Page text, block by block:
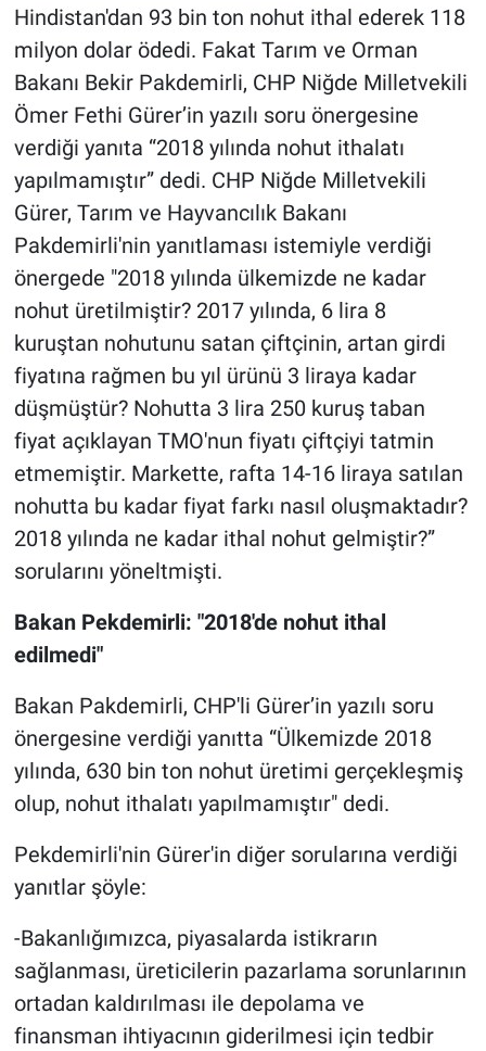
Hindistan'dan 93 bin ton nohut ithal ederek 118
milyon dolar ödedi. Fakat Tarım ve Orman
Bakanı Bekir Pakdemirli, CHP Niğde Milletvekili
Ömer Fethi Gürer’in yazılı soru önergesine
verdiği yanıta “2018 yılında nohut ithalatı
yapılmamıştır” dedi. CHP Niğde Milletvekili
Gürer, Tarım ve Hayvancılık Bakanı
Pakdemirli'nin yanıtlaması istemiyle verdiği
önergede "2018 yılında ülkemizde ne kadar
nohut üretilmiştir? 2017 yılında, 6 lira 8
kuruştan nohutunu satan çiftçinin, artan girdi
fiyatına rağmen bu yıl ürünü 3 liraya kadar
düşmüştür? Nohutta 3 lira 250 kuruş taban
fiyat açıklayan TMO'nun fiyatı çiftçiyi tatmin
etmemiştir. Markette, rafta 14-16 liraya satılan
nohutta bu kadar fiyat farkı nasıl oluşmaktadır?
2018 yılında ne kadar ithal nohut gelmiştir?”
sorularını yöneltmişti.
Bakan Pekdemirli: "2018'de nohut ithal
edilmedi"
Bakan Pakdemirli, CHP'li Gürer’in yazılı soru
önergesine verdiği yanıtta “Ülkemizde 2018
yılında, 630 bin ton nohut üretimi gerçekleşmiş
olup, nohut ithalatı yapılmamıştır" dedi.
Pekdemirli'nin Gürer'in diğer sorularına verdiği
yanıtlar şöyle:
-Bakanlığımızca, piyasalarda istikrarın
sağlanması, üreticilerin pazarlama sorunlarının
ortadan kaldırılması ile depolama ve
finansman ihtiyacının giderilmesi için tedbir